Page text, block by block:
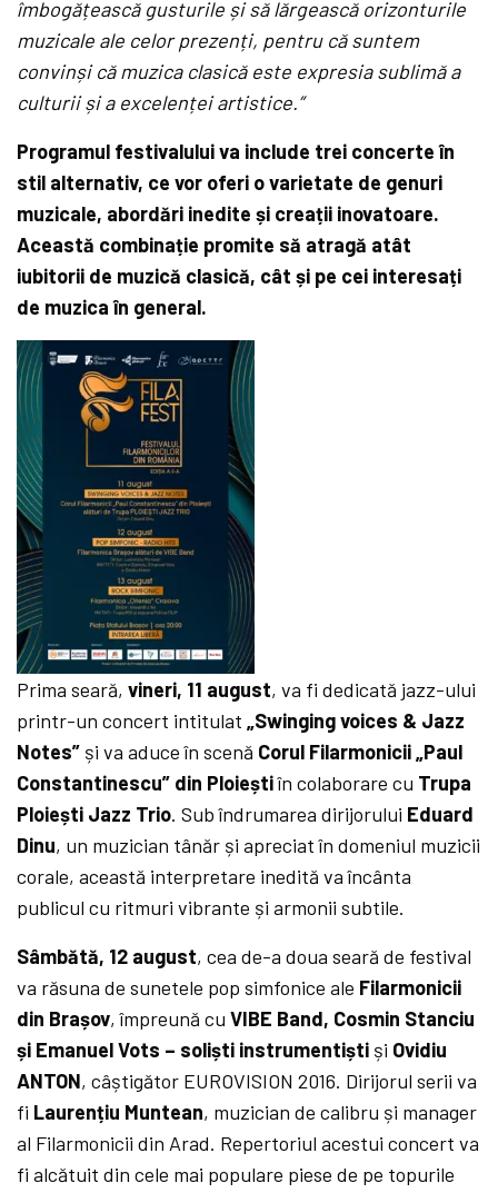
îmbogățească gusturile și să lărgească orizonturile
muzicale ale celor prezenți, pentru că suntem
convinși că muzica clasică este expresia sublimă a
culturii și a excelenței artistice.”
Programul festivalului va include trei concerte în
stil alternativ, ce vor oferi o varietate de genuri
muzicale, abordări inedite și creații inovatoare.
Această combinație promite să atragă atât
iubitorii de muzică clasică, cât și pe cei interesați
de muzica în general.
Prima seară,vineri, 11 august, va fi dedicată jazz-ului
printr-un concert intitulat„Swinging voices & Jazz
Notes” și va aduce în scenă Corul Filarmonicii „Paul
Constantinescu” din Ploieștiîn colaborare cu Trupa
Ploiești Jazz Trio. Sub îndrumarea dirijorului Eduard
Dinu, un muzician tânăr și apreciat în domeniul muzicii
corale, această interpretare inedită va încânta
publicul cu ritmuri vibrante și armonii subtile.
Sâmbătă, 12 august, cea de-a doua seară de festival
va răsuna de sunetele pop simfonice ale Filarmonicii
din Brașov, împreună cuVIBE Band, Cosmin Stanciu
și Emanuel Vots – soliști instrumentiști și Ovidiu
ANTON, câștigător EUROVISION 2016. Dirijorul serii va
fi Laurențiu Muntean, muzician de calibru și manager
al Filarmonicii din Arad. Repertoriul acestui concert va
fi alcătuit din cele mai populare piese de pe topurile